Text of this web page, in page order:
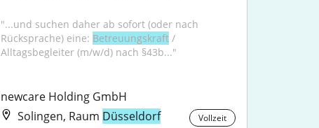
"...und suchen daher ab sofort (oder nach
Rücksprache) eine: Betreuungskraft /
Alltagsbegleiter (m/w/d) nach §43b..."
newcare Holding GmbH
Solingen, Raum Düsseldorf Vollzeit